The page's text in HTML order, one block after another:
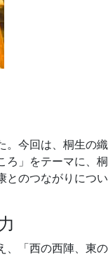
。今回は、桐生の織
ろ」をテーマに、桐
とのつながりについ
、「西の西陣、東の